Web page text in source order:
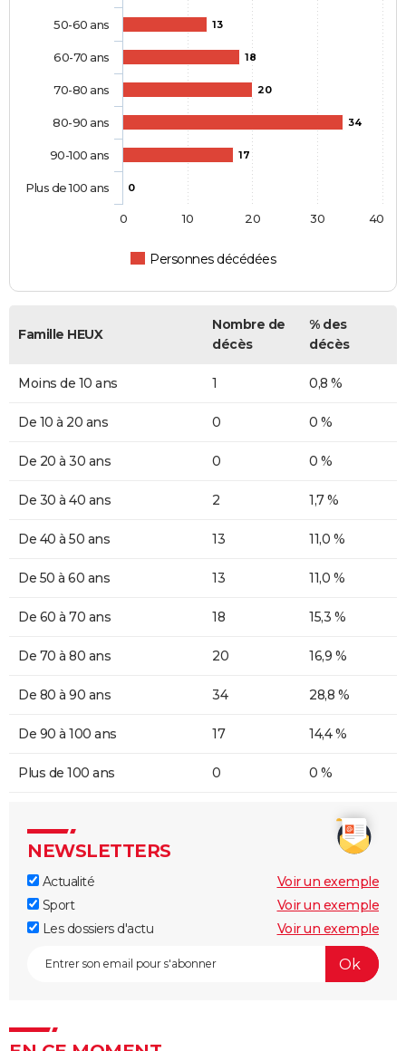
13
18
20
34
17
0
Personnes décédées
50-60 ans
60-70 ans
70-80 ans
80-90 ans
90-100 ans
Plus de 100 ans
0 10 20 30 40
Famille HEUX
Nombre de
décès
% des
décès
Moins de 10 ans 1 0,8 %
De 10 à 20 ans 0 0 %
De 20 à 30 ans 0 0 %
De 30 à 40 ans 2 1,7 %
De 40 à 50 ans 13 11,0 %
De 50 à 60 ans 13 11,0 %
De 60 à 70 ans 18 15,3 %
De 70 à 80 ans 20 16,9 %
De 80 à 90 ans 34 28,8 %
De 90 à 100 ans 17 14,4 %
Plus de 100 ans 0 0 %
NEWSLETTERS
Actualité
Voir un exemple
Sport
Voir un exemple
Les dossiers d'actu
Voir un exemple